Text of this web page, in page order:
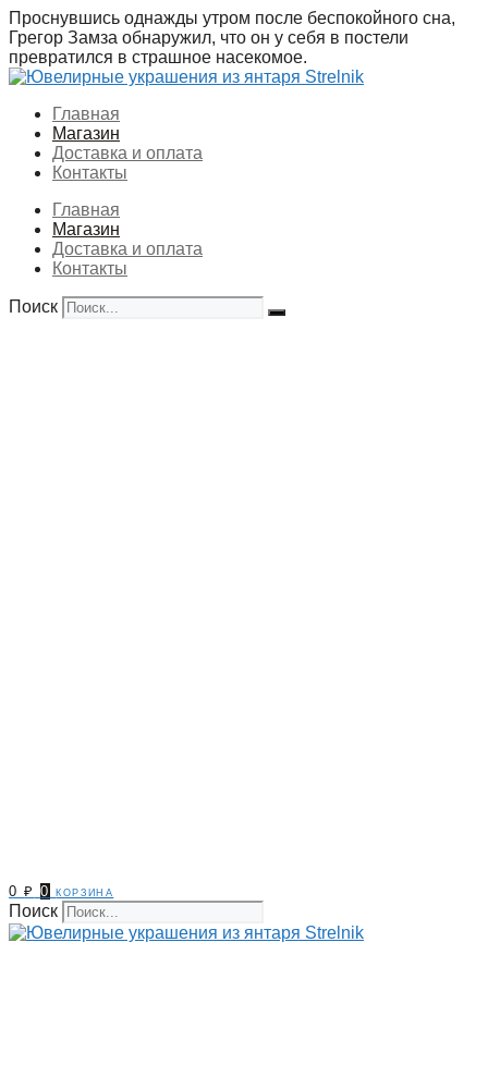
Перейти
к
содержимому
Проснувшись однажды утром после беспокойного сна,
Грегор Замза обнаружил, что он у себя в постели
превратился в страшное насекомое.
Главная
Магазин
Доставка и оплата
Контакты
Главная
Магазин
Доставка и оплата
Контакты
Поиск
0₽ 0 корзина
Поиск